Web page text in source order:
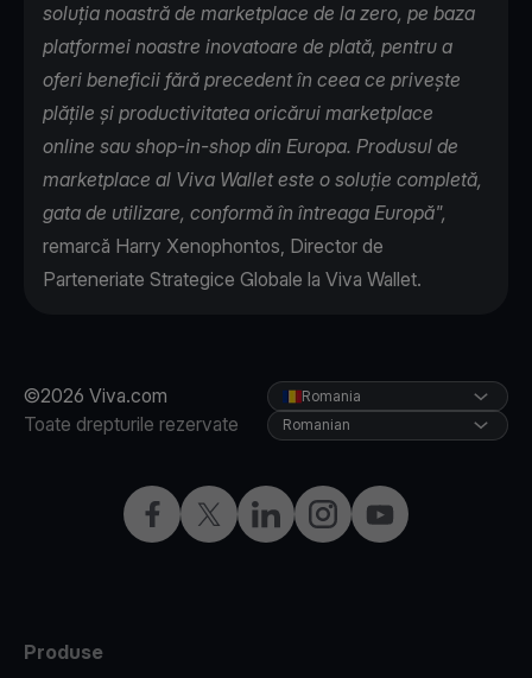
soluția noastră de marketplace de la zero, pe baza
platformei noastre inovatoare de plată, pentru a
oferi beneficii fără precedent în ceea ce privește
plățile și productivitatea oricărui marketplace
online sau shop-in-shop din Europa. Produsul de
marketplace al Viva Wallet este o soluție completă,
gata de utilizare, conformă în întreaga Europă",
remarcă Harry Xenophontos, Director de
Parteneriate Strategice Globale la Viva Wallet.
©2026 Viva.com
Toate drepturile rezervate
Facebook
X LinkedInInstagramYouTube
Romania
Romanian
Produse